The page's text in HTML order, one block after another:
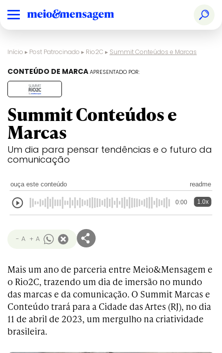
Início ▸ Post Patrocinado ▸ Rio2C ▸ Summit Conteúdos e Marcas
CONTEÚDO DE MARCAAPRESENTADO POR:
Summit Conteúdos e
Marcas
Um dia para pensar tendências e o futuro da
comunicação
ouça este conteúdo readme
0:00 1.0x
- A + A
Mais um ano de parceria entre Meio&Mensagem e
o Rio2C, trazendo um dia de imersão no mundo
das marcas e da comunicação. O Summit Marcas e
Conteúdo trará para a Cidade das Artes (RJ), no dia
11 de abril de 2023, um mergulho na criatividade
brasileira.